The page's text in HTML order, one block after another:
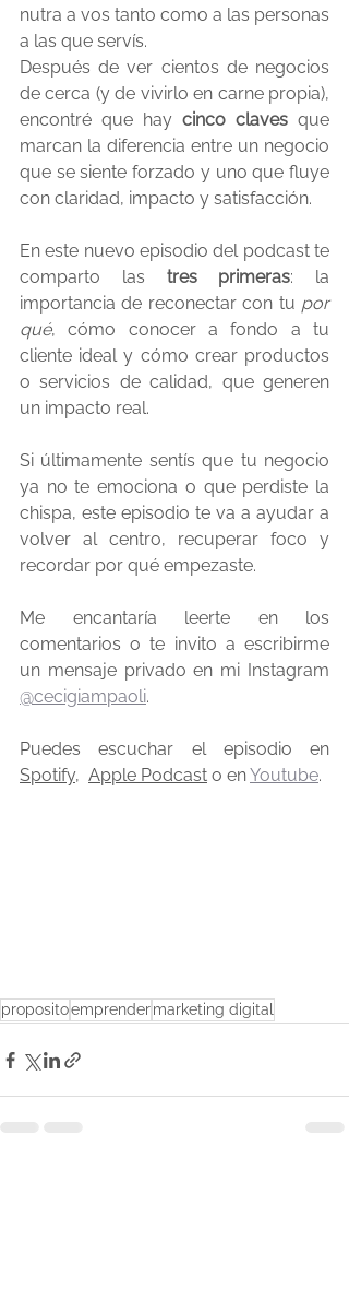
nutra a vos tanto como a las personas
a las que servís.
Después de ver cientos de negocios
de cerca (y de vivirlo en carne propia),
encontré que hay cinco claves que
marcan la diferencia entre un negocio
que se siente forzado y uno que fluye
con claridad, impacto y satisfacción.
En este nuevo episodio del podcast te
comparto las tres primeras: la
importancia de reconectar con tu por
qué, cómo conocer a fondo a tu
cliente ideal y cómo crear productos
o servicios de calidad, que generen
un impacto real.
Si últimamente sentís que tu negocio
ya no te emociona o que perdiste la
chispa, este episodio te va a ayudar a
volver al centro, recuperar foco y
recordar por qué empezaste.
Me encantaría leerte en los
comentarios o te invito a escribirme
@cecigiampaoli.
Spotify, Apple Podcast o en Youtube.
propositoemprendermarketing digital